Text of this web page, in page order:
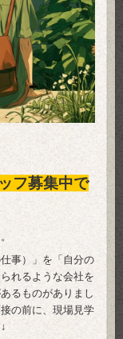
フ募集中で
事）」を「自分の
れるような会社を
るものがありまし
の前に、現場見学